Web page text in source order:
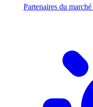
Partenaires du marché